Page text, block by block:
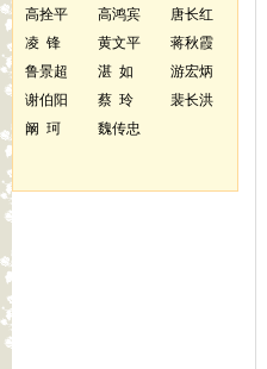
高拴平
高鸿宾
唐长红
凌 锋
黄文平
蒋秋霞
鲁景超
湛 如
游宏炳
谢伯阳
蔡 玲
裴长洪
阚 珂
魏传忠